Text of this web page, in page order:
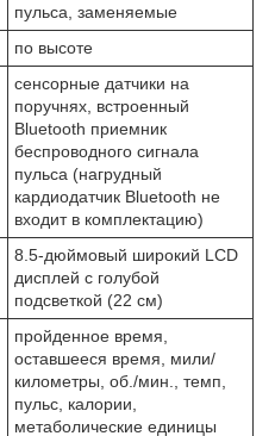
пульса, заменяемые
по высоте
сенсорные датчики на
поручнях, встроенный
Bluetooth приемник
беспроводного сигнала
пульса (нагрудный
кардиодатчик Bluetooth не
входит в комплектацию)
8.5-дюймовый широкий LCD
дисплей с голубой
подсветкой (22 см)
пройденное время,
оставшееся время, мили/
километры, об./мин., темп,
пульс, калории,
метаболические единицы